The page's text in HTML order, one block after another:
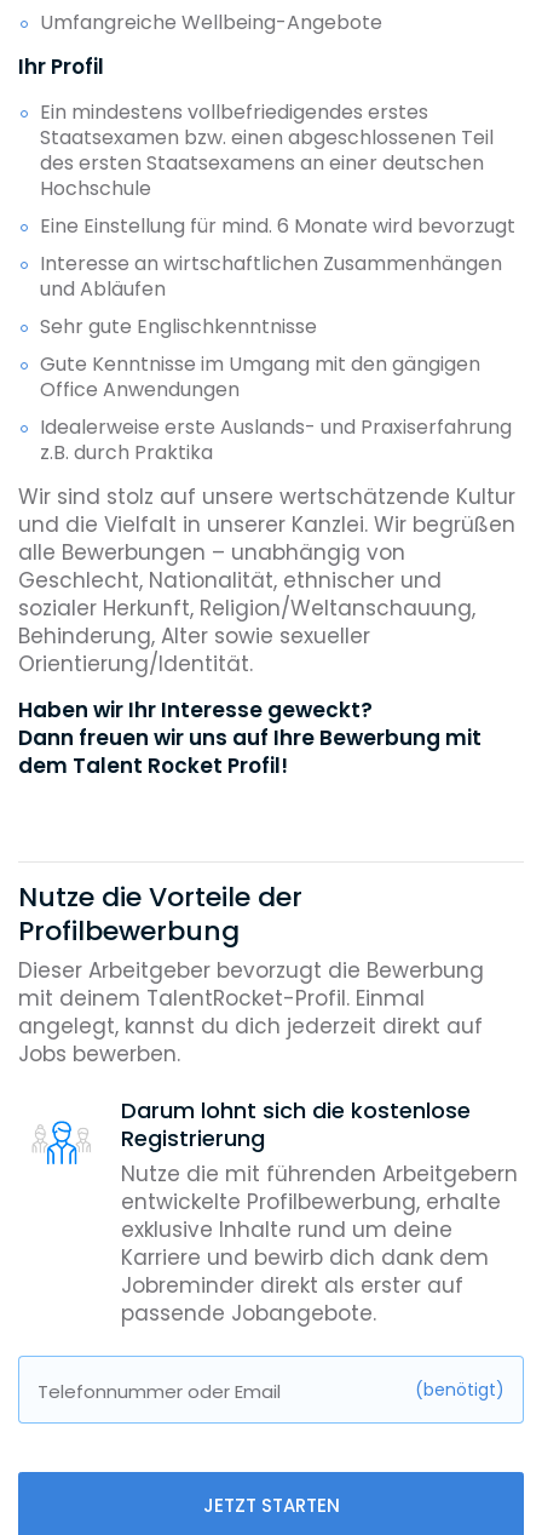
Umfangreiche Wellbeing-Angebote
Ihr Profil
Ein mindestens vollbefriedigendes erstes
Staatsexamen bzw. einen abgeschlossenen Teil
des ersten Staatsexamens an einer deutschen
Hochschule
Eine Einstellung für mind. 6 Monate wird bevorzugt
Interesse an wirtschaftlichen Zusammenhängen
und Abläufen
Sehr gute Englischkenntnisse
Gute Kenntnisse im Umgang mit den gängigen
Office Anwendungen
Idealerweise erste Auslands- und Praxiserfahrung
z.B. durch Praktika
Wir sind stolz auf unsere wertschätzende Kultur
und die Vielfalt in unserer Kanzlei. Wir begrüßen
alle Bewerbungen – unabhängig von
Geschlecht, Nationalität, ethnischer und
sozialer Herkunft, Religion/Weltanschauung,
Behinderung, Alter sowie sexueller
Orientierung/Identität.
Haben wir Ihr Interesse geweckt?
Dann freuen wir uns auf Ihre Bewerbung mit
dem Talent Rocket Profil!
Nutze die Vorteile der
Profilbewerbung
Dieser Arbeitgeber bevorzugt die Bewerbung
mit deinem TalentRocket-Profil. Einmal
angelegt, kannst du dich jederzeit direkt auf
Jobs bewerben.
Darum lohnt sich die kostenlose
Registrierung
Nutze die mit führenden Arbeitgebern
entwickelte Profilbewerbung, erhalte
exklusive Inhalte rund um deine
Karriere und bewirb dich dank dem
Jobreminder direkt als erster auf
passende Jobangebote.
Telefonnummer oder Email (benötigt)
JETZT STARTEN